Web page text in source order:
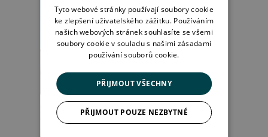
Tyto webové stránky používají soubory cookie
ke zlepšení uživatelského zážitku. Používáním
našich webových stránek souhlasíte se všemi
soubory cookie v souladu s našimi zásadami
používání souborů cookie.
PŘIJMOUT VŠECHNY
PŘIJMOUT POUZE NEZBYTNÉ